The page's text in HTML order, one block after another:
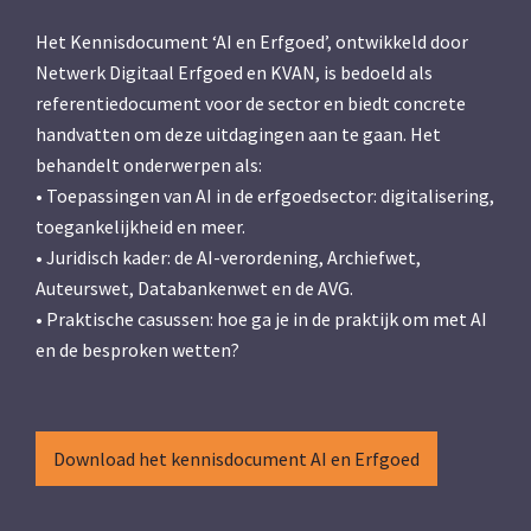
Het Kennisdocument ‘AI en Erfgoed’, ontwikkeld door
Netwerk Digitaal Erfgoed en KVAN, is bedoeld als
referentiedocument voor de sector en biedt concrete
handvatten om deze uitdagingen aan te gaan. Het
behandelt onderwerpen als:
• Toepassingen van AI in de erfgoedsector: digitalisering,
toegankelijkheid en meer.
• Juridisch kader: de AI-verordening, Archiefwet,
Auteurswet, Databankenwet en de AVG.
• Praktische casussen: hoe ga je in de praktijk om met AI
en de besproken wetten?
Download het kennisdocument AI en Erfgoed